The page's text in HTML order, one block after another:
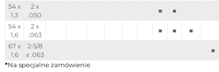
54 x
1,3
2 x
.050
■
■
54 x
1,6
2 x
.063
■ ■
■
67 x
1,6
2-5/8
x .063
■
*Na specjalne zamówienie